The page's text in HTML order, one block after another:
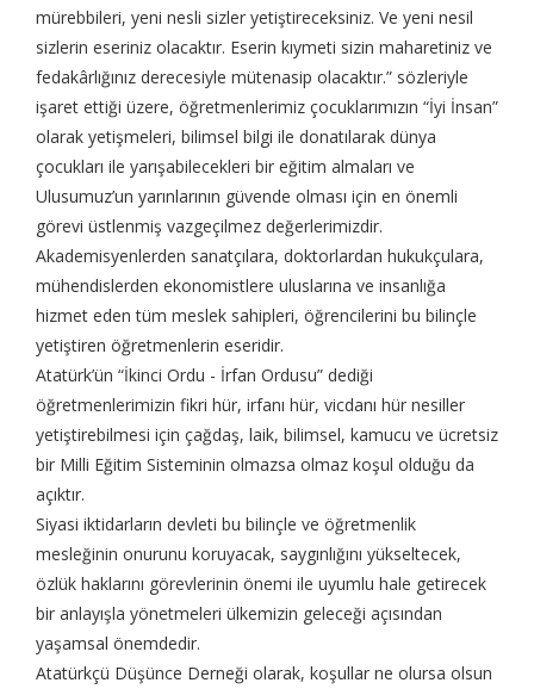
mürebbileri, yeni nesli sizler yetiştireceksiniz. Ve yeni nesil
sizlerin eseriniz olacaktır. Eserin kıymeti sizin maharetiniz ve
fedakârlığınız derecesiyle mütenasip olacaktır.” sözleriyle
işaret ettiği üzere, öğretmenlerimiz çocuklarımızın “İyi İnsan”
olarak yetişmeleri, bilimsel bilgi ile donatılarak dünya
çocukları ile yarışabilecekleri bir eğitim almaları ve
Ulusumuz’un yarınlarının güvende olması için en önemli
görevi üstlenmiş vazgeçilmez değerlerimizdir.
Akademisyenlerden sanatçılara, doktorlardan hukukçulara,
mühendislerden ekonomistlere uluslarına ve insanlığa
hizmet eden tüm meslek sahipleri, öğrencilerini bu bilinçle
yetiştiren öğretmenlerin eseridir.
Atatürk’ün “İkinci Ordu - İrfan Ordusu” dediği
öğretmenlerimizin fikri hür, irfanı hür, vicdanı hür nesiller
yetiştirebilmesi için çağdaş, laik, bilimsel, kamucu ve ücretsiz
bir Milli Eğitim Sisteminin olmazsa olmaz koşul olduğu da
açıktır.
Siyasi iktidarların devleti bu bilinçle ve öğretmenlik
mesleğinin onurunu koruyacak, saygınlığını yükseltecek,
özlük haklarını görevlerinin önemi ile uyumlu hale getirecek
bir anlayışla yönetmeleri ülkemizin geleceği açısından
yaşamsal önemdedir.
Atatürkçü Düşünce Derneği olarak, koşullar ne olursa olsun